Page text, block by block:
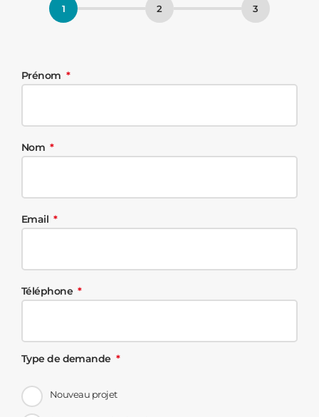
Prénom
Nom
Email
Téléphone
Type de demande
Nouveau projet